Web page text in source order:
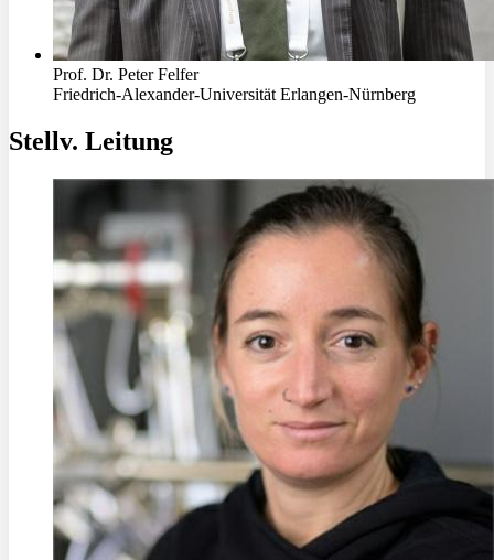
Prof. Dr. Peter Felfer
Friedrich-Alexander-Universität Erlangen-Nürnberg
Stellv. Leitung